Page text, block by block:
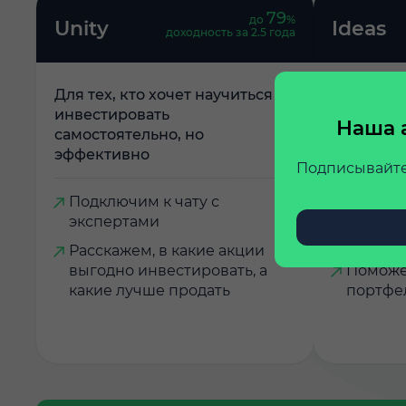
Наша
Unity до79%
доходность за 2.5 года
Для тех, кто хочет научиться
инвестировать
самостоятельно, но
эффективно
Подключим к чату с
экспертами
Расскажем, в какие акции
выгодно инвестировать, а
какие лучше продать
Ideas
от